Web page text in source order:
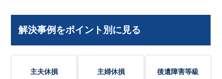
解決事例をポイント別に見る
主夫休損 主婦休損 後遺障害等級